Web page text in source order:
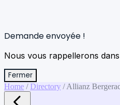
Demande envoyée !
Nous vous rappellerons
Fermer
Home / Directory / Allianz